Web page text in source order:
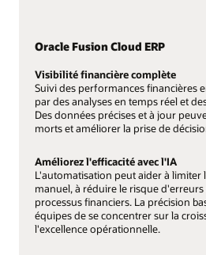
Oracle Fusion Cloud ERP
Visibilité financière complète
Suivi des performances financières
par des analyses en temps réel et
Des données précises et à jour
morts et améliorer la prise de
Améliorez l'efficacité avec l'IA
L'automatisation peut aider à limiter
manuel, à réduire le risque d'erreurs
processus financiers. La précision
équipes de se concentrer sur la
l'excellence opérationnelle.